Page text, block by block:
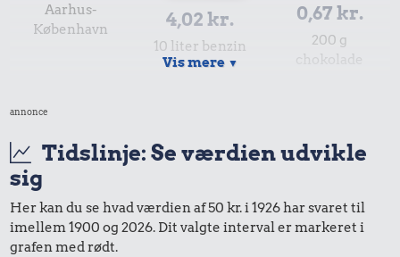
Aarhus-
København
4,02 kr.
10 liter benzin
0,67 kr.
200 g
0,69 kr. 0,79 kr.
Vis mere ▼
annonce
Tidslinje: Se værdien udvikle
sig
Her kan du se hvad værdien af 50 kr. i 1926 har svaret til
imellem 1900 og 2026. Dit valgte interval er markeret i
grafen med rødt.